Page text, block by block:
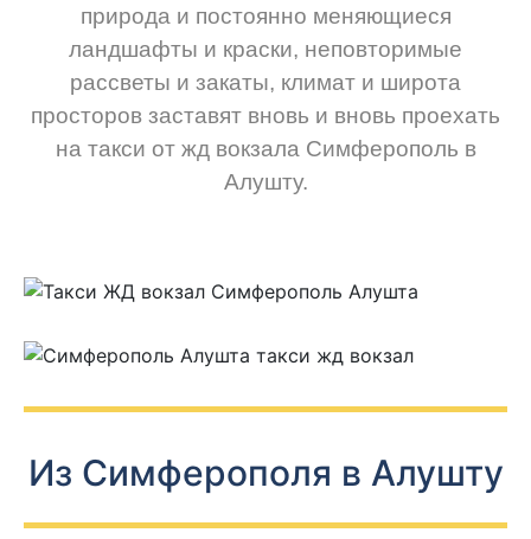
природа и постоянно меняющиеся
ландшафты и краски, неповторимые
рассветы и закаты, климат и широта
просторов заставят вновь и вновь проехать
на такси от жд вокзала Симферополь в
Алушту.
Из Симферополя в Алушту